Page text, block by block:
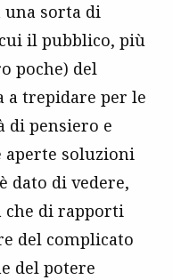
una sorta di
il pubblico, più
poche) del
trepidare per le
di pensiero e
aperte soluzioni
dato di vedere,
che di rapporti
del complicato
del potere